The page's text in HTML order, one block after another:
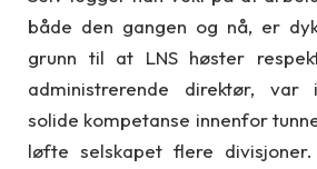
både den gangen og nå, er
grunn til at LNS høster
administrerende direktør, var
solide kompetanse innenfor
løfte selskapet flere